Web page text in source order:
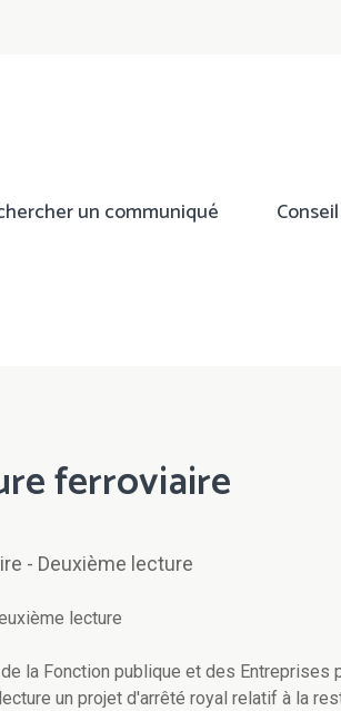
un communiqué
ferroviaire
- Deuxième lecture
lecture
la Fonction publique et des Entreprises
un projet d'arrêté royal relatif à la